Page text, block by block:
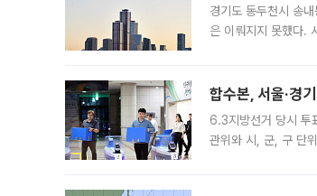
경기도 동두천시 송
은 이뤄지지 못했다.
합수본, 서울·경
6.3지방선거 당시 투
관위와 시, 군, 구 단